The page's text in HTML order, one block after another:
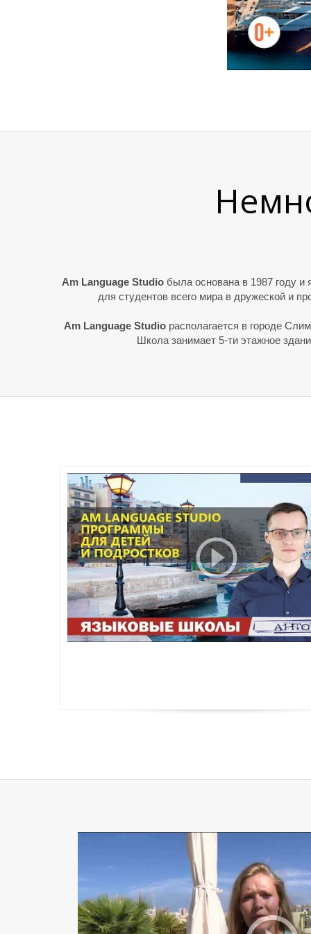
Am Language Studioбыла основана в 1987 году и
для студентов всего мира в дружеской и
Am Language Studioрасполагается в городе
Школа занимает 5-ти этажное